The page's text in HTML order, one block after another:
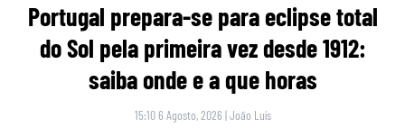
Portugal prepara-se para eclipse total
do Sol pela primeira vez desde 1912:
saiba onde e a que horas
15:10 6 Agosto, 2026 |João Luís